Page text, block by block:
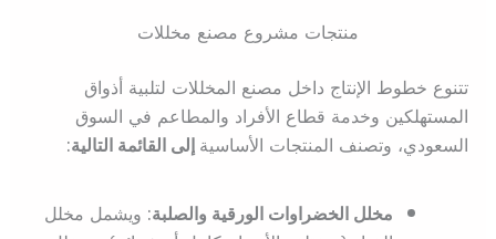
منتجات مشروع مصنع مخللات
تتنوع خطوط الإنتاج داخل مصنع المخللات لتلبية أذواق
المستهلكين وخدمة قطاع الأفراد والمطاعم في السوق
السعودي، وتصنف المنتجات الأساسيةإلى القائمة التالية:
مخلل الخضراوات الورقية والصلبة:ويشمل مخلل